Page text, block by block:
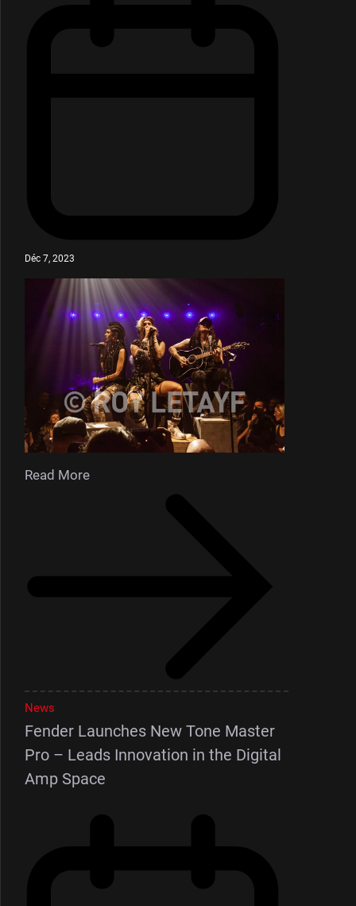
Déc 7, 2023
Read More
News
Fender Launches New Tone Master
Pro – Leads Innovation in the Digital
Amp Space